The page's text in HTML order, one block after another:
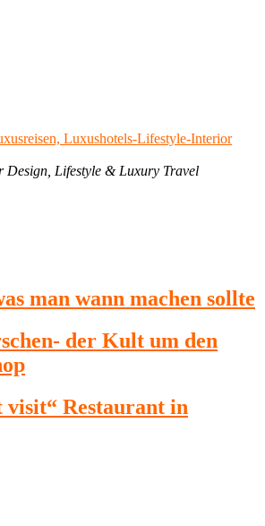
Design, Lifestyle & Luxury Travel
man wann machen sollte
der Kult um den
visit“ Restaurant in